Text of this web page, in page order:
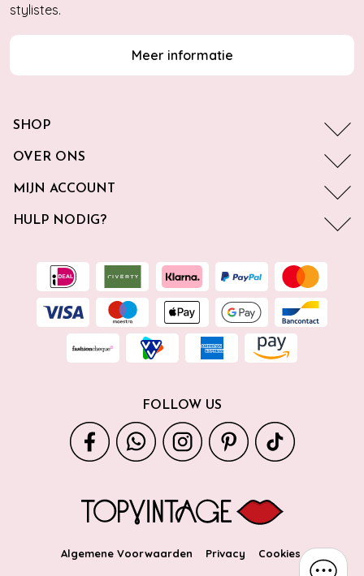
stylistes.
Meer informatie
SHOP
OVER ONS
MIJN ACCOUNT
HULP NODIG?
FOLLOW US
Algemene Voorwaarden Privacy Cookies